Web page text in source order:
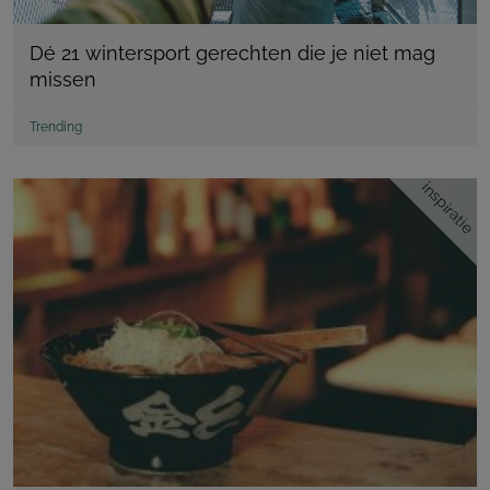
Dé 21 wintersport gerechten die je niet mag
missen
Trending
inspiratie